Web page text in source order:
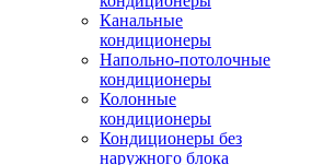
Канальные
кондиционеры
Напольно-потолочные
кондиционеры
Колонные
кондиционеры
Кондиционеры без
наружного блока